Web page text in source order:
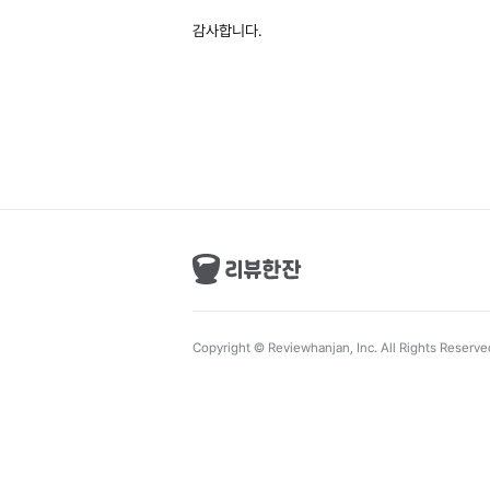
감사합니다.
Copyright © Reviewhanjan, Inc. All Rights